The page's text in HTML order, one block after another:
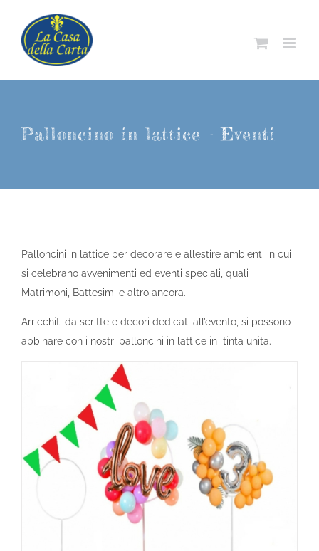
contenuto
Palloncino in lattice - Eventi
Palloncini in lattice per decorare e allestire ambienti in cui
si celebrano avvenimenti ed eventi speciali, quali
Matrimoni, Battesimi e altro ancora.
Arricchiti da scritte e decori dedicati all’evento, si possono
abbinare con i nostri palloncini in lattice in tinta unita.